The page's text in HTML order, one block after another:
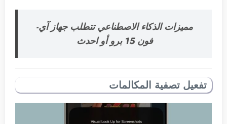
مميزات الذكاء الاصطناعي تتطلب جهاز آي-
فون 15 برو أو احدث
تفعيل تصفية المكالمات